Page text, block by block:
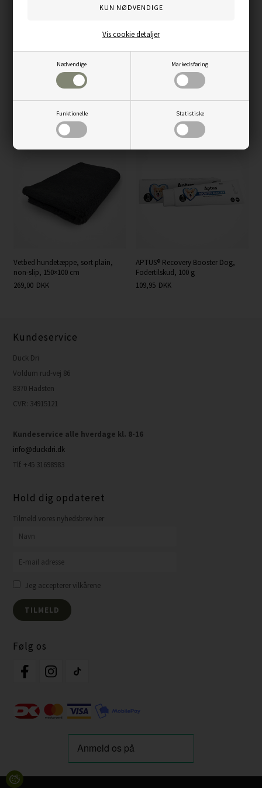
Nødvendige Markedsføring
Funktionelle Statistiske
Vis cookie detaljer
Vetbed hundetæppe, sort plain,
non-slip, 150×100 cm
269,00 DKK
APTUS® Recovery Booster Dog,
Fodertilskud, 100 g
109,95 DKK
Kundeservice
Duck Dri
Voldum rud-vej 86
8370 Hadsten
CVR: 34915121
Kundeservice alle hverdage kl. 8-16
info@duckdri.dk
Tlf. +45 31698983
Hold dig opdateret
Tilmeld vores nyhedsbrev her
Jeg accepterer vilkårene
Følg os